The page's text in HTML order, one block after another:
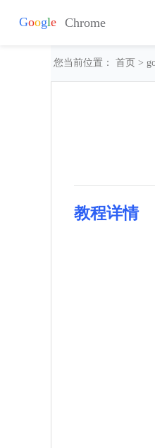
您当前位置： 首页 >
教程详情